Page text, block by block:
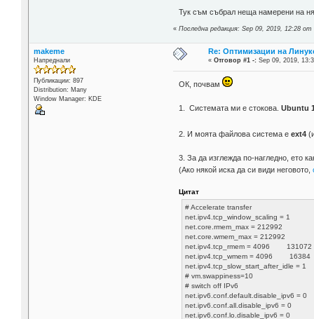
Тук съм събрал неща намерени на
«Последна редакция: Sep 09, 2019, 12:28 от
makeme
Напреднали
Публикации: 897
Distribution: Many
Window Manager: KDE
Re: Оптимизации на
«Отговор #1 -: Sep 09, 2019,
ОК, почвам
1. Системата ми е стокова.Ubuntu
2. И моята файлова система еext4
3. За да изглежда по-нагледно, ето
(Ако някой иска да си види неговото,
Цитат
# Accelerate transfer
net.ipv4.tcp_window_scaling = 1
net.core.rmem_max = 212992
net.core.wmem_max = 212992
net.ipv4.tcp_rmem = 4096 131072
net.ipv4.tcp_wmem = 4096 16384
net.ipv4.tcp_slow_start_after_idle = 1
# vm.swappiness=10
# switch off IPv6
net.ipv6.conf.default.disable_ipv6 = 0
net.ipv6.conf.all.disable_ipv6 = 0
net.ipv6.conf.lo.disable_ipv6 = 0